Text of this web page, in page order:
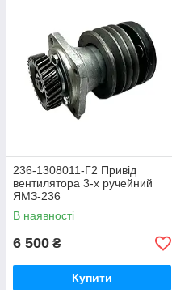
236-1308011-Г2 Привід
вентилятора 3-х ручейний
ЯМЗ-236
В наявності
6 500 ₴
Купити